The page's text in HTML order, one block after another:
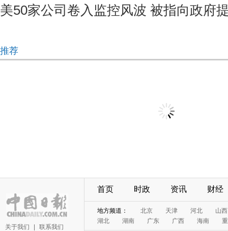
美50家公司卷入监控风波 被指向政府
推荐
关于我们 联系我们
首页 时政 资讯 财经
地方频道： 北京 天津 河北
山西
湖北
湖南 广东 广西 海南